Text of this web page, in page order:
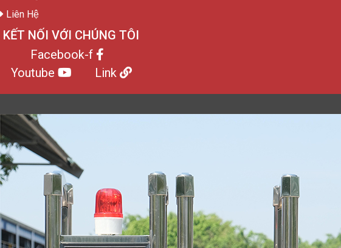
Liên Hệ
KẾT NỐI VỚI CHÚNG TÔI
Facebook-f
Youtube
Link